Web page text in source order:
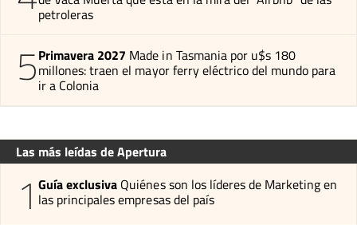
petroleras
5Primavera 2027 Made in Tasmania por u$s 180
millones: traen el mayor ferry eléctrico del mundo para
ir a Colonia
Las más leídas de Apertura
1 Guía exclusiva Quiénes son los líderes de Marketing en
las principales empresas del país